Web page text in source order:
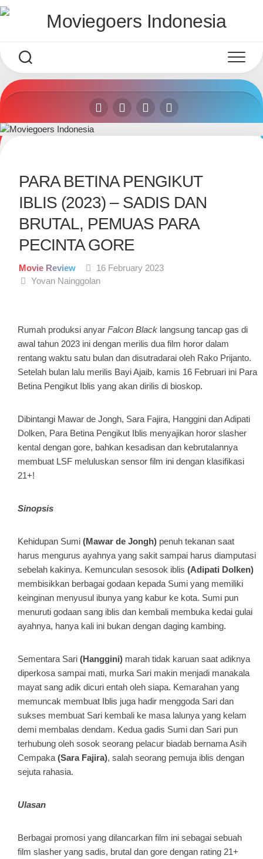
Skip
to
PARA BETINA PENGIKUT
IBLIS (2023) – SADIS DAN
BRUTAL, PEMUAS PARA
PECINTA GORE
Movie Review
16 February 2023
Yovan Nainggolan
Rumah produksi anyar Falcon Black langsung tancap gas di
awal tahun 2023 ini dengan merilis dua film horor dalam
rentang waktu satu bulan dan disutradarai oleh Rako Prijanto.
Setelah bulan lalu merilis Bayi Ajaib, kamis 16 Februari ini Para
Betina Pengikut Iblis yang akan dirilis di bioskop.
Dibintangi Mawar de Jongh, Sara Fajira, Hanggini dan Adipati
Dolken, Para Betina Pengikut Iblis menyajikan horor slasher
kental dengan gore, bahkan kesadisan dan kebrutalannya
membuat LSF meluluskan sensor film ini dengan klasifikasi
21+!
Sinopsis
Kehidupan Sumi (Mawar de Jongh) penuh tekanan saat
harus mengurus ayahnya yang sakit sampai harus diamputasi
sebelah kakinya. Kemunculan sesosok iblis (Adipati Dolken)
membisikkan berbagai godaan kepada Sumi yang memiliki
keinginan menyusul ibunya yang kabur ke kota. Sumi pun
menuruti godaan sang iblis dan kembali membuka kedai gulai
ayahnya, hanya kali ini bukan dengan daging kambing.
Sementara Sari (Hanggini) marah tidak karuan saat adiknya
diperkosa sampai mati, murka Sari makin menjadi manakala
mayat sang adik dicuri entah oleh siapa. Kemarahan yang
memuncak membuat Iblis juga hadir menggoda Sari dan
sukses membuat Sari kembali ke masa lalunya yang kelam
demi membalas dendam. Kedua gadis Sumi dan Sari pun
terhubung oleh sosok seorang pelacur biadab bernama Asih
Cempaka (Sara Fajira), salah seorang pemuja iblis dengan
sejuta rahasia.
Ulasan
Berbagai promosi yang dilancarkan film ini sebagai sebuah
film slasher yang sadis, brutal dan gore dengan rating 21+